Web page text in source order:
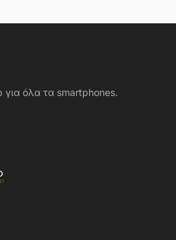
για όλα τα smartphones.